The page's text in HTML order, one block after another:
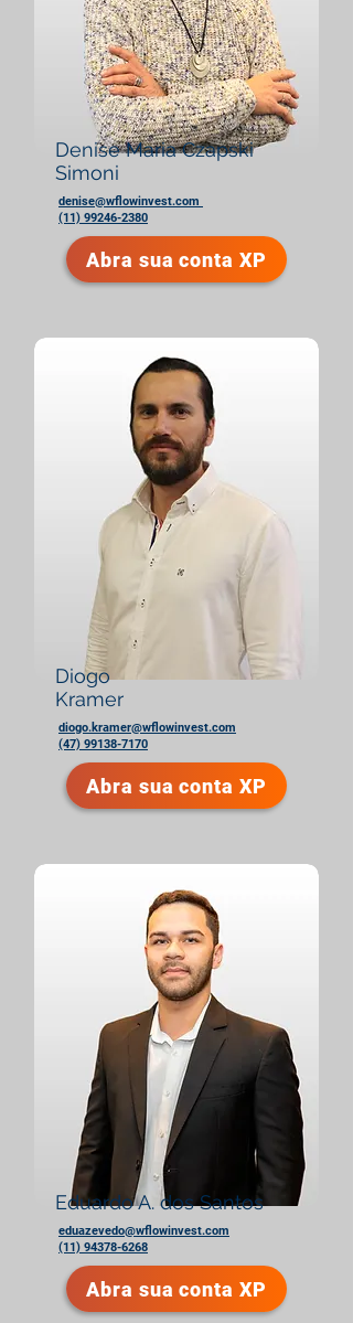
Denise Maria Czapski
Simoni
denise@wflowinvest.com
(11) 99246-2380
Abra sua conta XP
Diogo
Kramer
diogo.kramer@wflowinvest.com
(47) 99138-7170
Abra sua conta XP
Eduardo A. dos Santos
eduazevedo@wflowinvest.com
(11) 94378-6268
Abra sua conta XP